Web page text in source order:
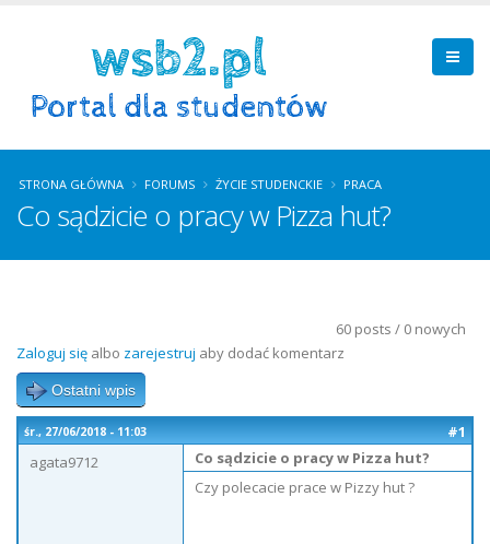
STRONA GŁÓWNA FORUMS ŻYCIE STUDENCKIE PRACA
Co sądzicie o pracy w Pizza hut?
60 posts / 0 nowych
Zaloguj się albo zarejestruj aby dodać komentarz
Ostatni wpis
śr., 27/06/2018 - 11:03
#1
agata9712
Co sądzicie o pracy w Pizza hut?
Czy polecacie prace w Pizzy hut ?